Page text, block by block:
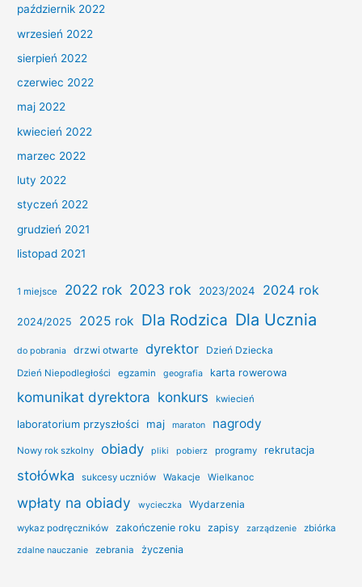
październik 2022
wrzesień 2022
sierpień 2022
czerwiec 2022
maj 2022
kwiecień 2022
marzec 2022
luty 2022
styczeń 2022
grudzień 2021
listopad 2021
1 miejsce 2022 rok 2023 rok 2023/2024 2024 rok
2024/2025 2025 rok Dla Rodzica Dla Ucznia
do pobrania drzwi otwarte dyrektor Dzień Dziecka
Dzień Niepodległości egzamin geografia karta rowerowa
komunikat dyrektora konkurs kwiecień
laboratorium przyszłości maj maraton nagrody
Nowy rok szkolny obiady pliki pobierz programy rekrutacja
stołówka sukcesy uczniów Wakacje Wielkanoc
wpłaty na obiady wycieczka Wydarzenia
wykaz podręczników zakończenie roku zapisy zarządzenie zbiórka
zdalne nauczanie zebrania życzenia